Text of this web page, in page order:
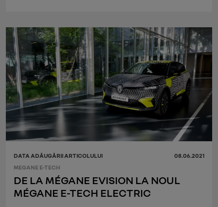
DATA ADĂUGĂRII ARTICOLULUI
08.06.2021
MEGANE E-TECH
DE LA MÉGANE EVISION LA NOUL
MÉGANE E-TECH ELECTRIC